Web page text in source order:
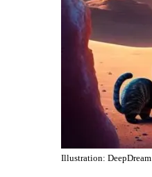
Illustration: DeepDream